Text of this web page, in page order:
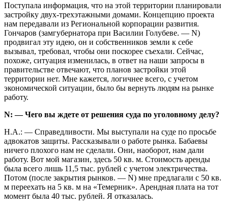
Поступала информация, что на этой территории планировали
застройку двух-трехэтажными домами. Концепцию проекта
нам передавали из Региональной корпорации развития.
Гончаров (замгубернатора при Василии Голубеве. — N)
продвигал эту идею, он и собственников земли к себе
вызывал, требовал, чтобы они поскорее съехали. Сейчас,
похоже, ситуация изменилась, в ответ на наши запросы в
правительстве отвечают, что планов застройки этой
территории нет. Мне кажется, логичнее всего, с учетом
экономической ситуации, было бы вернуть людям на рынке
работу.
N: — Чего вы ждете от решения суда по уголовному делу?
Н.А.: — Справедливости. Мы выступали на суде по просьбе
адвокатов защиты. Рассказывали о работе рынка. Бабаевы
ничего плохого нам не сделали. Они, наоборот, нам дали
работу. Вот мой магазин, здесь 50 кв. м. Стоимость аренды
была всего лишь 11,5 тыс. рублей с учетом электричества.
Потом (после закрытия рынков. — N) мне предлагали с 50 кв.
м переехать на 5 кв. м на «Темерник». Арендная плата на тот
момент была 40 тыс. рублей. Я отказалась.